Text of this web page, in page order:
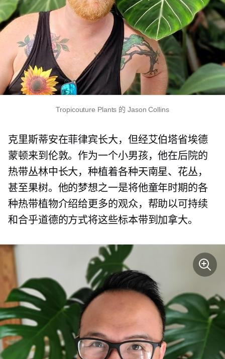
Tropicouture Plants 的 Jason Collins
克里斯蒂安在菲律宾长大，但经艾伯塔省埃德
蒙顿来到伦敦。作为一个小男孩，他在后院的
热带丛林中长大，种植着各种天南星、花丛，
甚至果树。他的梦想之一是将他童年时期的各
种热带植物介绍给更多的观众，帮助以可持续
和合乎道德的方式将这些标本带到加拿大。